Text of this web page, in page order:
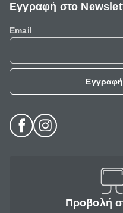
Εγγραφή στο
Email
Εγγραφή
Προβολή